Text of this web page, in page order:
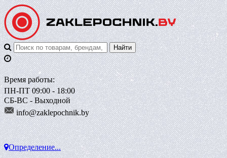
Время работы:
ПН-ПТ 09:00 - 18:00
СБ-ВС - Выходной
info@zaklepochnik.by
Определение...